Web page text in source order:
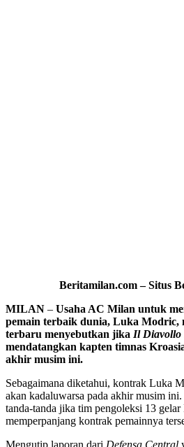
Beritamilan.com – Situs
MILAN – Usaha AC Milan untuk
pemain terbaik dunia, Luka Modric,
terbaru menyebutkan jika Il Diavollo
mendatangkan kapten timnas
akhir musim ini.
Sebagaimana diketahui, kontrak Luka
akan kadaluwarsa pada akhir musim
tanda-tanda jika tim pengoleksi 13
memperpanjang kontrak pemainnya